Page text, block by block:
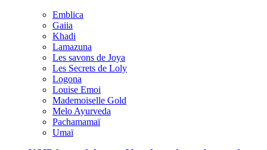
Emblica
Gaiia
Khadi
Lamazuna
Les savons de Joya
Les Secrets de Loly
Logona
Louise Emoi
Mademoiselle Gold
Melo Ayurveda
Pachamamaï
Umaï